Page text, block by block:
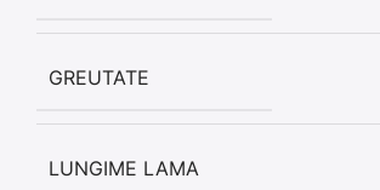
GREUTATE
LUNGIME LAMA